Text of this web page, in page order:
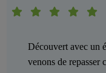
Découvert avec un
venons de repasser